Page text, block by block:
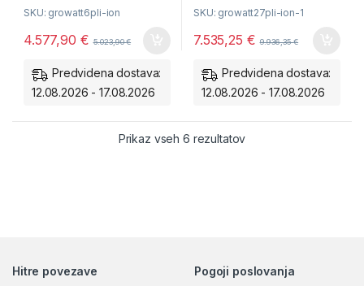
SKU: growatt6pli-ion
4.577,90 € 5.023,90€
Predvidena dostava:
12.08.2026 - 17.08.2026
SKU: growatt27pli-ion-1
7.535,25 € 9.936,35€
Predvidena dostava:
12.08.2026 - 17.08.2026
Prikaz vseh 6 rezultatovRazvrščeno po ceni:
Hitre povezave
Pogoji poslovanja